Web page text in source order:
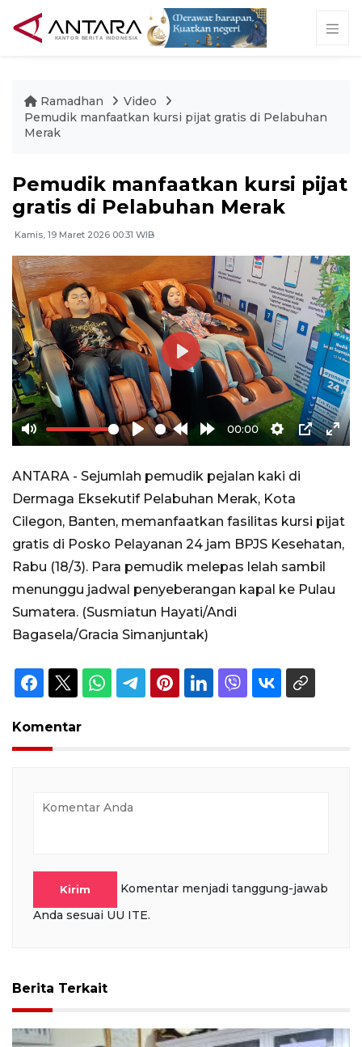
Ramadhan
Video
Pemudik manfaatkan kursi pijat gratis di Pelabuhan
Merak
Pemudik manfaatkan kursi pijat
gratis di Pelabuhan Merak
Kamis, 19 Maret 2026 00:31 WIB
Mute Play
Rewind
10s
Forward
10s
00:00
Settings
PIP
Play
ANTARA - Sejumlah pemudik pejalan kaki di
Dermaga Eksekutif Pelabuhan Merak, Kota
Cilegon, Banten, memanfaatkan fasilitas kursi pijat
gratis di Posko Pelayanan 24 jam BPJS Kesehatan,
Rabu (18/3). Para pemudik melepas lelah sambil
menunggu jadwal penyeberangan kapal ke Pulau
Sumatera. (Susmiatun Hayati/Andi
Bagasela/Gracia Simanjuntak)
Komentar
Kirim
Komentar menjadi tanggung-jawab
Anda sesuai UU ITE.
Berita Terkait